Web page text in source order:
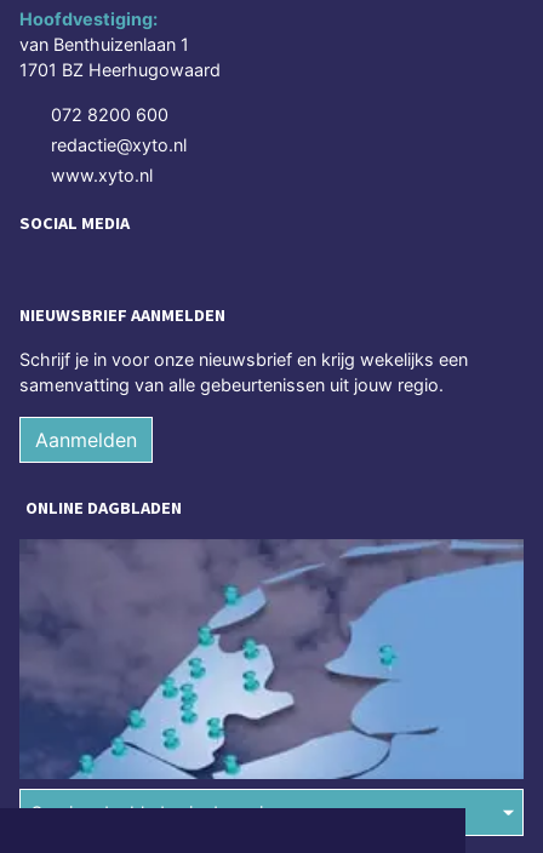
Hoofdvestiging:
van Benthuizenlaan 1
1701 BZ Heerhugowaard
072 8200 600
redactie@xyto.nl
www.xyto.nl
SOCIAL MEDIA
NIEUWSBRIEF AANMELDEN
Schrijf je in voor onze nieuwsbrief en krijg wekelijks een
samenvatting van alle gebeurtenissen uit jouw regio.
Aanmelden
ONLINE DAGBLADEN
Overige dagbladen in de regio